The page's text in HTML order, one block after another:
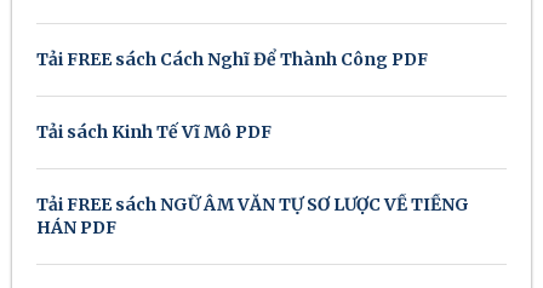
Tải FREE sách Cách Nghĩ Để Thành Công PDF
Tải sách Kinh Tế Vĩ Mô PDF
Tải FREE sách NGỮ ÂM VĂN TỰ SƠ LƯỢC VỀ TIẾNG
HÁN PDF